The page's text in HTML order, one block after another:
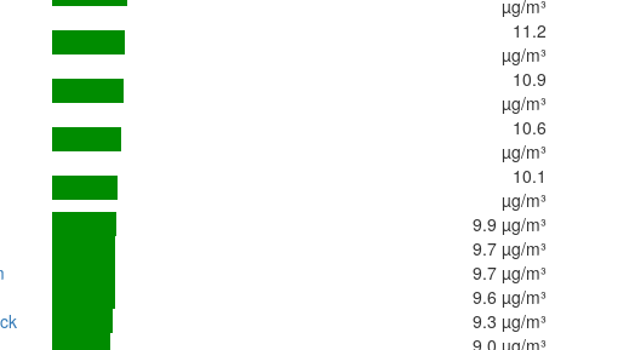
µg/m³
11.2
µg/m³
10.9
µg/m³
10.6
µg/m³
10.1
µg/m³
9.9 µg/m³
9.7 µg/m³
9.7 µg/m³
9.6 µg/m³
9.3 µg/m³
9.0 µg/m³